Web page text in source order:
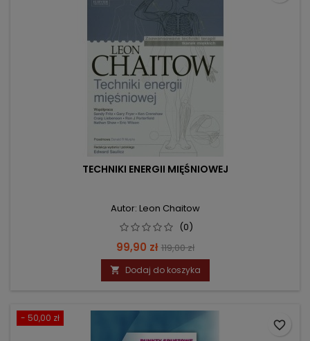
TECHNIKI ENERGII MIĘŚNIOWEJ
Autor: Leon Chaitow
(0)
Cena
99,90 zł Cena
podstawowa
119,00 zł
 Dodaj do koszyka
- 50,00 zł
favorite_border